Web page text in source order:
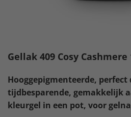
Gellak 409 Cosy Cashmere
Hooggepigmenteerde, perfect
tijdbesparende, gemakkelijk
kleurgel in een pot, voor